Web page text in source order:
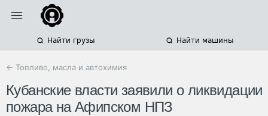
Найти грузы Найти машины
← Топливо, масла и автохимия
Кубанские власти заявили о ликвидации
пожара на Афипском НПЗ